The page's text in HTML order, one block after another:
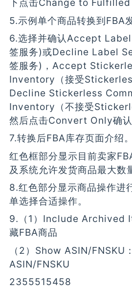
下点击Change to Fulfilled
5.示例单个商品转换到FBA
6.选择并确认Accept
签服务)或Decline Label
签服务)，Accept
Inventory（接受
Decline Stickerless
Inventory（不接受
然后点击Convert Only确认
7.转换后FBA库存页面介绍。
红色框部分显示目前卖家
及系统允许发货商品最大数
8.红色部分显示商品操作进
单选择合适操作。
9.（1）Include Archived
藏FBA商品
（2）Show ASIN/FNSKU
ASIN/FNSKU
2355515458